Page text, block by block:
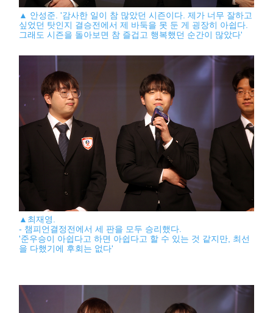
▲ 안성준. '감사한 일이 참 많았던 시즌이다. 제가 너무 잘하고
싶었던 탓인지 결승전에서 제 바둑을 못 둔 게 굉장히 아쉽다.
그래도 시즌을 돌아보면 참 즐겁고 행복했던 순간이 많았다'
▲최재영.
- 챔피언결정전에서 세 판을 모두 승리했다.
'준우승이 아쉽다고 하면 아쉽다고 할 수 있는 것 같지만, 최선
을 다했기에 후회는 없다'